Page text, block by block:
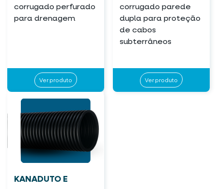
corrugado perfurado
para drenagem
Ver produto
corrugado parede
dupla para proteção
de cabos
subterrâneos
Ver produto
KANADUTO E